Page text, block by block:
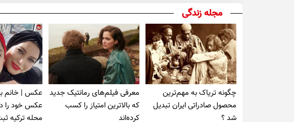
مجله زندگی
چگونه تریاک به مهم‌ترین
محصول صادراتی ایران تبدیل
شد ؟
معرفی فیلم‌های رمانتیک جدید
که بالاترین امتیاز را کسب
کرده‌اند
عکس | خانم
عکس خود را
محله ترکیه